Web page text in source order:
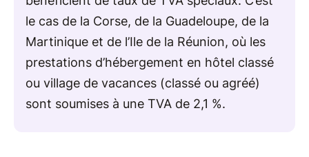
le cas de la Corse, de la Guadeloupe, de la
Martinique et de l’Ile de la Réunion, où les
prestations d’hébergement en hôtel classé
ou village de vacances (classé ou agréé)
sont soumises à une TVA de 2,1 %.